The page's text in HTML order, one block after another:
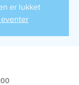
er lukket
eventer